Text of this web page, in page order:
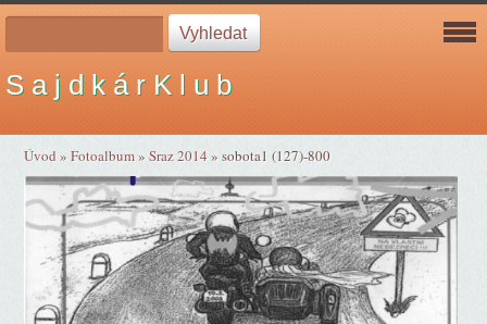
S a j d k á r K l u b
Úvod »Fotoalbum»Sraz 2014»sobota1 (127)-800